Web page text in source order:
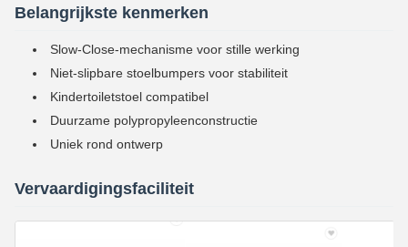
Belangrijkste kenmerken
Slow-Close-mechanisme voor stille werking
Niet-slipbare stoelbumpers voor stabiliteit
Kindertoiletstoel compatibel
Duurzame polypropyleenconstructie
Uniek rond ontwerp
Vervaardigingsfaciliteit